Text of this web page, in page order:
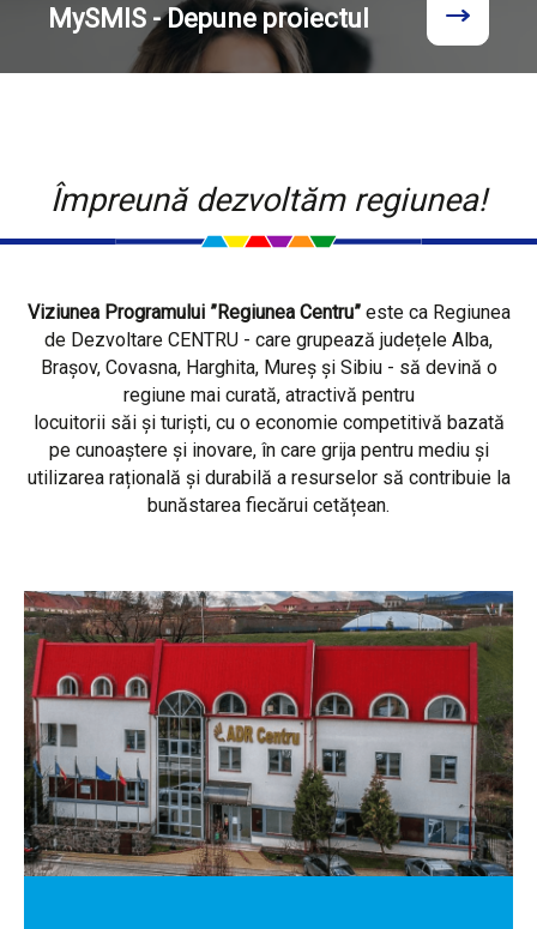
MySMIS - Depune proiectul
Împreună dezvoltăm regiunea!
Viziunea Programului ”Regiunea Centru”este ca Regiunea
de Dezvoltare CENTRU - care grupează județele Alba,
Brașov, Covasna, Harghita, Mureș și Sibiu - să devină o
regiune mai curată, atractivă pentru
locuitorii săi și turiști, cu o economie competitivă bazată
pe cunoaștere și inovare, în care grija pentru mediu și
utilizarea rațională și durabilă a resurselor să contribuie la
bunăstarea fiecărui cetățean.